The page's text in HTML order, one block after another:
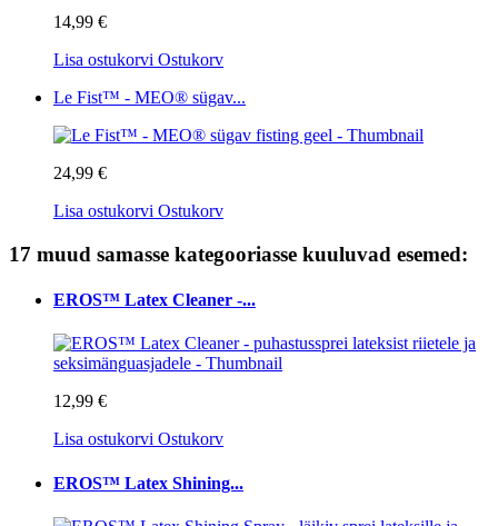
14,99 €
Lisa ostukorvi Ostukorv
Le Fist™ - MEO® sügav...
24,99 €
Lisa ostukorvi Ostukorv
17 muud samasse kategooriasse kuuluvad esemed:
EROS™ Latex Cleaner -...
12,99 €
Lisa ostukorvi Ostukorv
EROS™ Latex Shining...